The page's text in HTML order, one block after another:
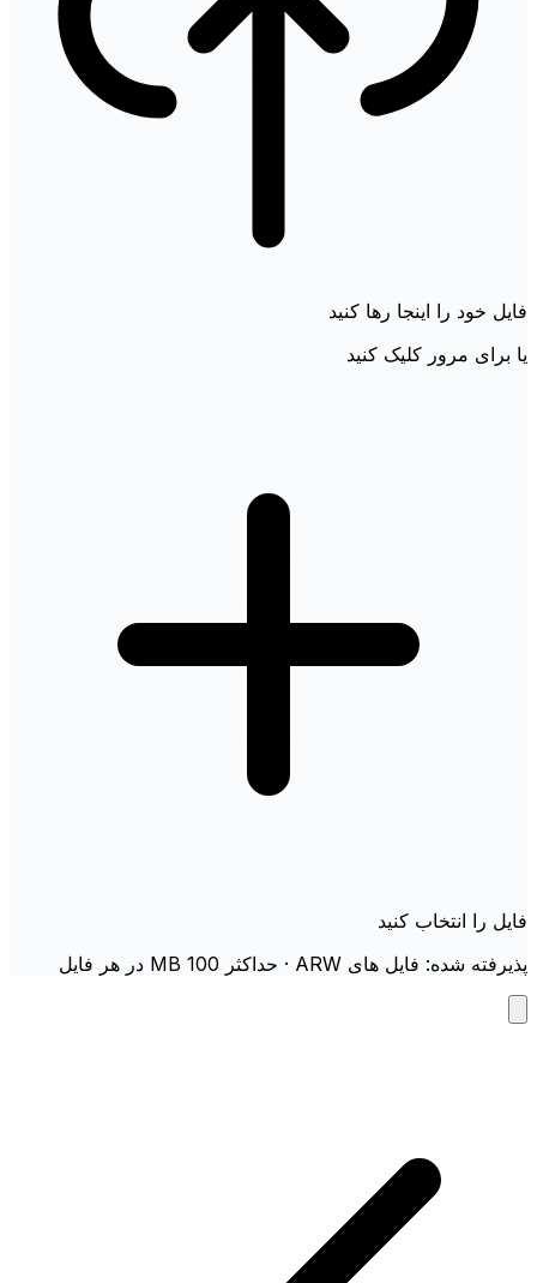
فایل خود را اینجا رها کنید
یا برای مرور کلیک کنید
فایل را انتخاب کنید
پذیرفته شده: فایل های ARW · حداکثر 100 MB در هر فایل